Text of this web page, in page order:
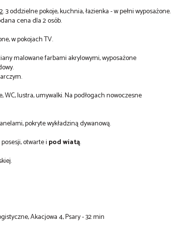
. 3 oddzielne pokoje, kuchnia, łazienka - w pełni wyposażone.
cena dla 2 osób.
w pokojach TV.
malowane farbami akrylowymi, wyposażone
lustra, umywalki. Na podłogach nowoczesne
pokryte wykładziną dywanową.
otwarte i pod wiatą.
Akacjowa 4, Psary - 32 min